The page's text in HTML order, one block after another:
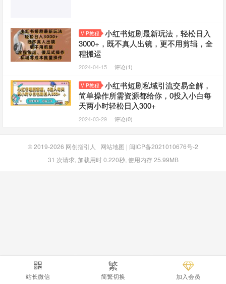
VIP教程
小红书短剧最新玩法，轻松日入
3000+，既不真人出镜，更不用剪辑，全
程搬运
2024-04-15 评论(1)
VIP教程
小红书短剧私域引流交易全解，
简单操作所需资源都给你，0投入小白每
天两小时轻松日入300+
2024-03-29 评论(0)
© 2019-2026 网创指引人 网站地图 | 闽ICP备2021010676号-2
31 次请求, 加载用时 0.220秒, 使用内存 25.99MB
站长微信
繁
简繁切换 加入会员